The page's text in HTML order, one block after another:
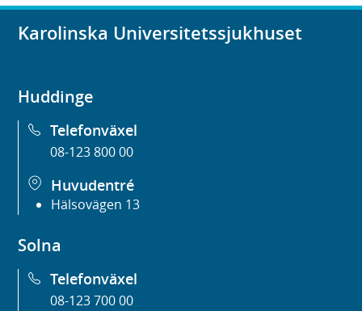
Karolinska Universitetssjukhuset
Huddinge
Telefonväxel
08-123 800 00
Huvudentré
Hälsovägen 13
Solna
Telefonväxel
08-123 700 00